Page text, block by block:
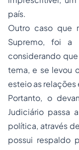
país.
Outro caso que
Supremo, foi a
considerando
tema, e se levou
esteio as relações
Portanto, o
Judiciário passa
política, através
possui respaldo